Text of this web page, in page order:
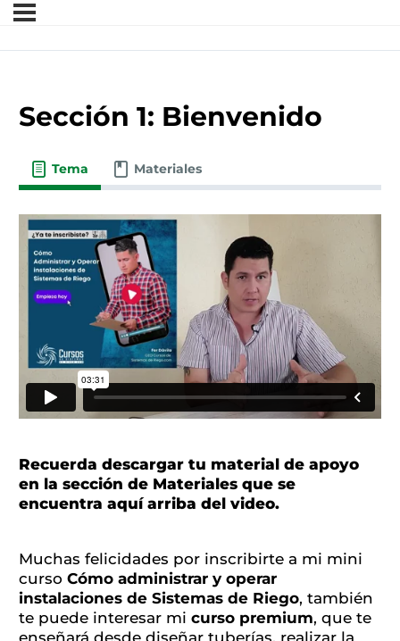
Sección 1: Bienvenido
Tema Materiales
Recuerda descargar tu material de apoyo
en la sección de Materiales que se
encuentra aquí arriba del video.
Muchas felicidades por inscribirte a mi mini
curso Cómo administrar y operar
instalaciones de Sistemas de Riego, también
te puede interesar mi curso premium, que te